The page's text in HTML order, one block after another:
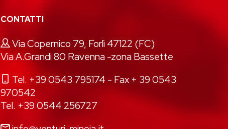
CONTATTI
Via Copernico 79, Forlì 47122 (FC)
Via A.Grandi 80 Ravenna -zona Bassette
Tel. +39 0543 795174 - Fax + 39 0543
970542
Tel. +39 0544 256727